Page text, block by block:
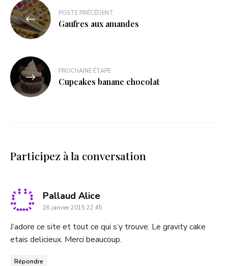
POSTE PRÉCÉDENT
Gaufres aux amandes
PROCHAINE ÉTAPE
Cupcakes banane chocolat
Participez à la conversation
Pallaud Alicedit
:
28 janvier 2015 22:45
J’adore ce site et tout ce qui s’y trouve. Le gravity cake
etais delicieux. Merci beaucoup.
Répondre